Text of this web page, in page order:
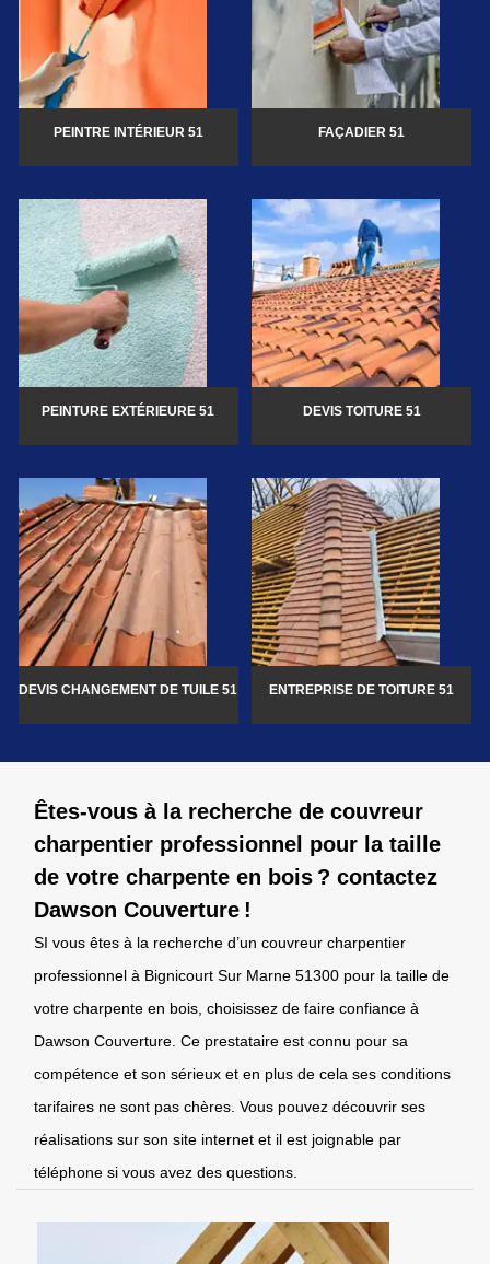
PEINTRE INTÉRIEUR 51 FAÇADIER 51
PEINTURE EXTÉRIEURE 51 DEVIS TOITURE 51
DEVIS CHANGEMENT DE TUILE 51 ENTREPRISE DE TOITURE 51
Êtes-vous à la recherche de couvreur
charpentier professionnel pour la taille
de votre charpente en bois ? contactez
Dawson Couverture !
SI vous êtes à la recherche d’un couvreur charpentier
professionnel à Bignicourt Sur Marne 51300 pour la taille de
votre charpente en bois, choisissez de faire confiance à
Dawson Couverture. Ce prestataire est connu pour sa
compétence et son sérieux et en plus de cela ses conditions
tarifaires ne sont pas chères. Vous pouvez découvrir ses
réalisations sur son site internet et il est joignable par
téléphone si vous avez des questions.